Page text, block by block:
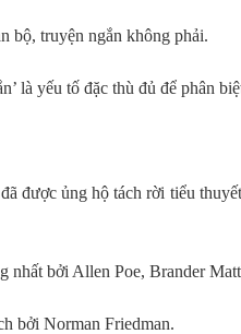
bộ, truyện ngắn không phải.
là yếu tố đặc thù đủ để phân
được ủng hộ tách rời tiểu
nhất bởi Allen Poe, Brander
bởi Norman Friedman.